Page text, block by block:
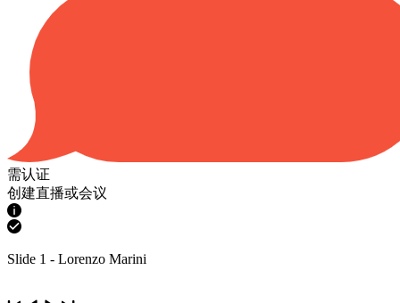
需认证
创建直播或会议
Slide 1 - Lorenzo Marini